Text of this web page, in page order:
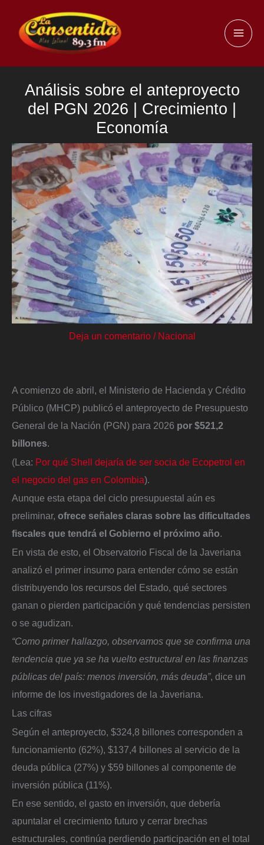
contenido
Análisis sobre el anteproyecto
del PGN 2026 | Crecimiento |
Economía
Deja un comentario / Nacional
A comienzo de abril, el Ministerio de Hacienda y Crédito
Público (MHCP) publicó el anteproyecto de Presupuesto
General de la Nación (PGN) para 2026 por $521,2
billones.
(Lea: Por qué Shell dejaría de ser socia de Ecopetrol en
el negocio del gas en Colombia).
Aunque esta etapa del ciclo presupuestal aún es
preliminar, ofrece señales claras sobre las dificultades
fiscales que tendrá el Gobierno el próximo año.
En vista de esto, el Observatorio Fiscal de la Javeriana
analizó el primer insumo para entender cómo se están
distribuyendo los recursos del Estado, qué sectores
ganan o pierden participación y qué tendencias persisten
o se agudizan.
“Como primer hallazgo, observamos que se confirma una
tendencia que ya se ha vuelto estructural en las finanzas
públicas del país: menos inversión, más deuda”, dice un
informe de los investigadores de la Javeriana.
Las cifras
Según el anteproyecto, $324,8 billones corresponden a
funcionamiento (62%), $137,4 billones al servicio de la
deuda pública (27%) y $59 billones al componente de
inversión pública (11%).
En ese sentido, el gasto en inversión, que debería
apuntalar el crecimiento futuro y cerrar brechas
estructurales, continúa perdiendo participación en el total